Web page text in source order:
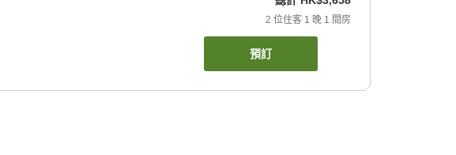
2 位住客 1 晚 1 間房
預訂